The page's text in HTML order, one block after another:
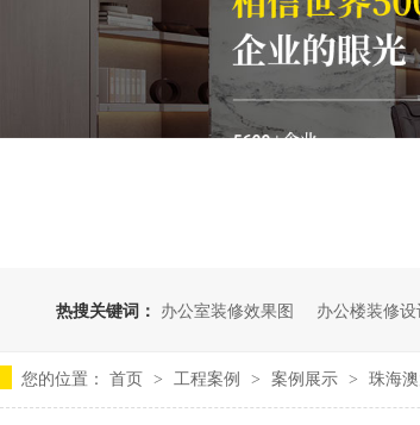
热搜关键词： 办公室装修效果图 办公楼装修
您的位置： 首页 > 工程案例 > 案例展示 > 珠海